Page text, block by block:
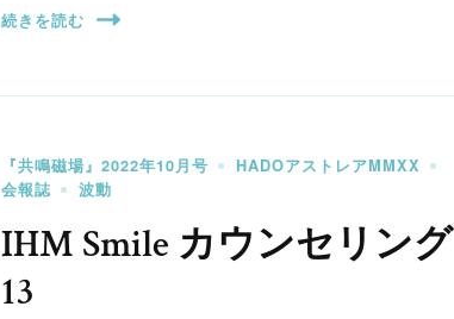
続きを読む
『共鳴磁場』2022年10月号
HADOアストレアMMXX
会報誌
波動
IHM Smile カウンセリング
13